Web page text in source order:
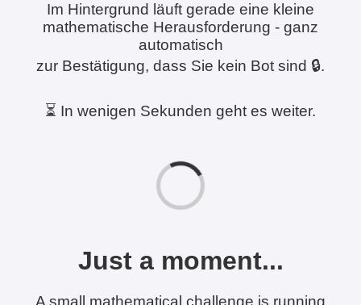
Im Hintergrund läuft gerade eine kleine
mathematische Herausforderung - ganz
automatisch
zur Bestätigung, dass Sie kein Bot sind 🔒.
⏳ In wenigen Sekunden geht es weiter.
Just a moment...
A small mathematical challenge is running